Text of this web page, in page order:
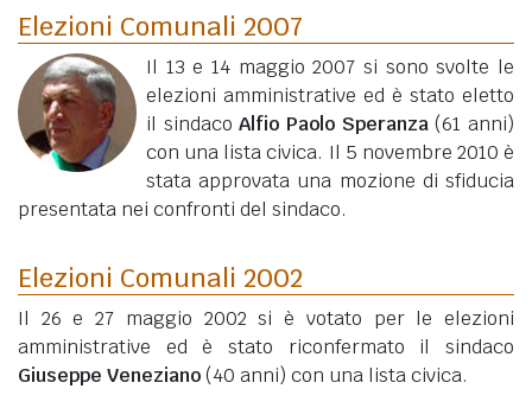
Elezioni Comunali 2007
Il 13 e 14 maggio 2007 si sono svolte le
elezioni amministrative ed è stato eletto
il sindacoAlfio Paolo Speranza (61 anni)
con una lista civica. Il 5 novembre 2010 è
stata approvata una mozione di sfiducia
presentata nei confronti del sindaco.
Elezioni Comunali 2002
Il 26 e 27 maggio 2002 si è votato per le elezioni
amministrative ed è stato riconfermato il sindaco
Giuseppe Veneziano(40 anni) con una lista civica.